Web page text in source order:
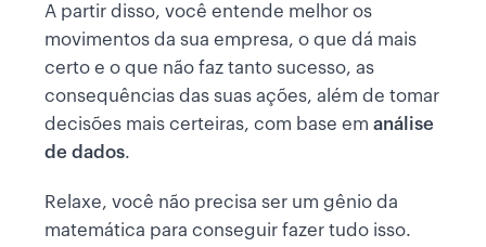
A partir disso, você entende melhor os
movimentos da sua empresa, o que dá mais
certo e o que não faz tanto sucesso, as
consequências das suas ações, além de tomar
decisões mais certeiras, com base em análise
de dados.
Relaxe, você não precisa ser um gênio da
matemática para conseguir fazer tudo isso.